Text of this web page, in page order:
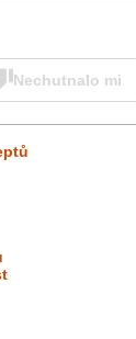
Nechutnalo mi